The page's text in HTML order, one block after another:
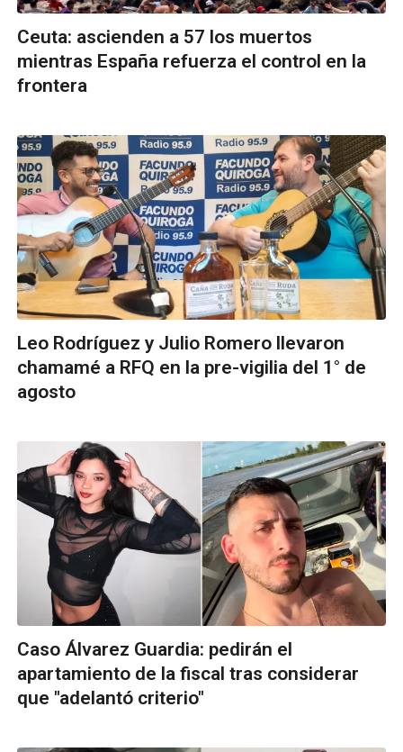
Ceuta: ascienden a 57 los muertos
mientras España refuerza el control en la
frontera
Leo Rodríguez y Julio Romero llevaron
chamamé a RFQ en la pre-vigilia del 1° de
agosto
Caso Álvarez Guardia: pedirán el
apartamiento de la fiscal tras considerar
que "adelantó criterio"